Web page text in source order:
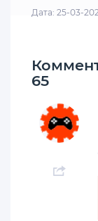
Дата: 25-03-
65